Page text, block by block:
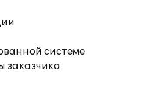
системе
заказчика